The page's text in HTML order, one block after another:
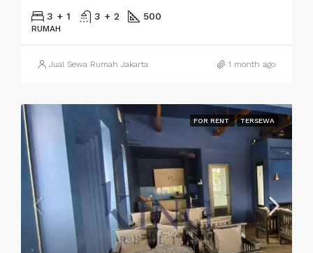
3 + 1 3 + 2 500
RUMAH
Jual Sewa Rumah Jakarta 1 month ago
FOR RENT TERSEWA